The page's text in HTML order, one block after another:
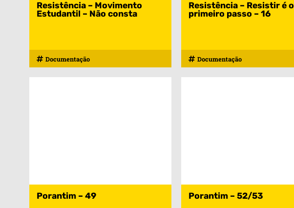
Resistência – Movimento
Estudantil – Não consta
Documentação
Resistência – Resistir é o
primeiro passo – 16
Documentação
Porantim – 49 Porantim – 52/53